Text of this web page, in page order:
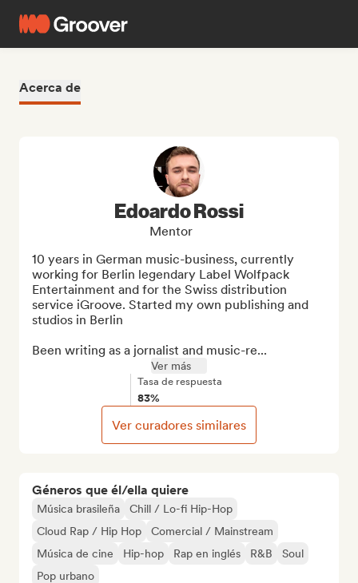
Acerca de
Géneros que él/ella quiere
Música brasileña
Chill / Lo-fi Hip-Hop
Cloud Rap / Hip Hop
Comercial / Mainstream
Música de cine
Hip-hop Rap en inglés R&B
Soul
Pop urbano
Edoardo Rossi
Mentor
10 years in German music-business, currently
working for Berlin legendary Label Wolfpack
Entertainment and for the Swiss distribution
service iGroove. Started my own publishing and
studios in Berlin
Been writing as a jornalist and music-re...
Ver más
Tasa de respuesta
83%
Ver curadores similares